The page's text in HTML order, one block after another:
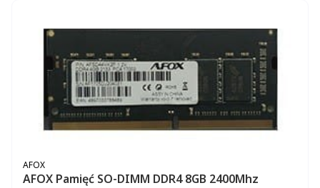
AFOX Pamięć SO-DIMM DDR4 8GB 2400Mhz
PRODUCENT
AFOX